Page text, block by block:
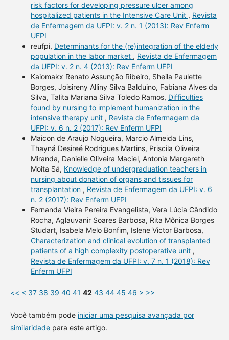
risk factors for developing pressure ulcer among
hospitalized patients in the Intensive Care Unit , Revista
de Enfermagem da UFPI: v. 2 n. 1 (2013): Rev Enferm
UFPI
reufpi, Determinants for the (re)integration of the elderly
population in the labor market , Revista de Enfermagem
da UFPI: v. 2 n. 4 (2013): Rev Enferm UFPI
Kaiomakx Renato Assunção Ribeiro, Sheila Paulette
Borges, Joisireny Alliny Silva Balduino, Fabiana Alves da
Silva, Talita Mariana Silva Toledo Ramos, Difficulties
found by nursing to implement humanization in the
intensive therapy unit , Revista de Enfermagem da
UFPI: v. 6 n. 2 (2017): Rev Enferm UFPI
Maicon de Araujo Nogueira, Marcio Almeida Lins,
Thayná Desireé Rodrigues Martins, Priscila Oliveira
Miranda, Danielle Oliveira Maciel, Antonia Margareth
Moita Sá, Knowledge of undergraduation teachers in
nursing about donation of organs and tissues for
transplantation , Revista de Enfermagem da UFPI: v. 6
n. 2 (2017): Rev Enferm UFPI
Fernanda Vieira Pereira Evangelista, Vera Lúcia Cândido
Rocha, Aglauvanir Soares Barbosa, Rita Mônica Borges
Studart, Isabela Melo Bonfim, Islene Victor Barbosa,
Characterization and clinical evolution of transplanted
patients of a high complexity postoperative unit ,
Revista de Enfermagem da UFPI: v. 7 n. 1 (2018): Rev
Enferm UFPI
<< < 37 38 39 40 41 42 43 44 45 46 > >>
Você também pode iniciar uma pesquisa avançada por
similaridadepara este artigo.